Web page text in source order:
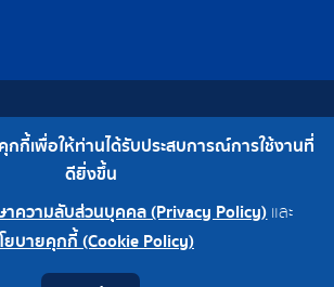
ลิขสิทธิ์ © 2562 บริษัท ไซมาเคมี จำกัด
โทร : 0-2308-2102 | โทรสาร : 0-2308-2487
คุกกี้เพื่อให้ท่านได้รับประสบการณ์การใช้งานที่
ดียิ่งขึ้น
ความลับส่วนบุคคล (Privacy Policy) และ
ยบายคุกกี้ (Cookie Policy)
สำนักงานใหญ่ 0-2308-2102
โรงงาน 0-2324-0515-6